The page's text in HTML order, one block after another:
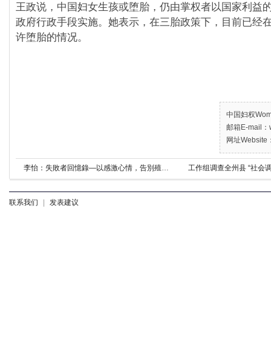
王政说，中国妇女生孩或堕胎，仍由掌权者以国家利益
政府行政手段实施。她表示，在三胎政策下，目前已经
许堕胎的情况。
中国妇权
邮箱E-mail
网址Website
工作组调查全州县 “社会
联系我们 | 发表建议